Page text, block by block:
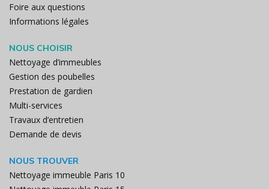
Foire aux questions
Informations légales
NOUS CHOISIR
Nettoyage d’immeubles
Gestion des poubelles
Prestation de gardien
Multi-services
Travaux d’entretien
Demande de devis
NOUS TROUVER
Nettoyage immeuble Paris 10